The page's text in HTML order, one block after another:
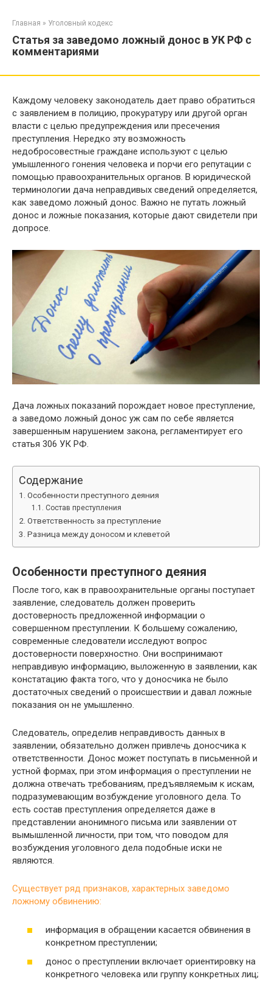
Главная » Уголовный кодекс
Статья за заведомо ложный донос в УК РФ с
комментариями
Каждому человеку законодатель дает право обратиться
с заявлением в полицию, прокуратуру или другой орган
власти с целью предупреждения или пресечения
преступления. Нередко эту возможность
недобросовестные граждане используют с целью
умышленного гонения человека и порчи его репутации с
помощью правоохранительных органов. В юридической
терминологии дача неправдивых сведений определяется,
как заведомо ложный донос. Важно не путать ложный
донос и ложные показания, которые дают свидетели при
допросе.
Дача ложных показаний порождает новое преступление,
а заведомо ложный донос уж сам по себе является
завершенным нарушением закона, регламентирует его
статья 306 УК РФ.
Содержание
Особенности преступного деяния
Состав преступления
Ответственность за преступление
Разница между доносом и клеветой
Особенности преступного деяния
После того, как в правоохранительные органы поступает
заявление, следователь должен проверить
достоверность предложенной информации о
совершенном преступлении. К большему сожалению,
современные следователи исследуют вопрос
достоверности поверхностно. Они воспринимают
неправдивую информацию, выложенную в заявлении, как
констатацию факта того, что у доносчика не было
достаточных сведений о происшествии и давал ложные
показания он не умышленно.
Следователь, определив неправдивость данных в
заявлении, обязательно должен привлечь доносчика к
ответственности. Донос может поступать в письменной и
устной формах, при этом информация о преступлении не
должна отвечать требованиям, предъявляемым к искам,
подразумевающим возбуждение уголовного дела. То
есть состав преступления определяется даже в
представлении анонимного письма или заявлении от
вымышленной личности, при том, что поводом для
возбуждения уголовного дела подобные иски не
являются.
Существует ряд признаков, характерных заведомо
ложному обвинению:
информация в обращении касается обвинения в
конкретном преступлении;
донос о преступлении включает ориентировку на
конкретного человека или группу конкретных лиц;